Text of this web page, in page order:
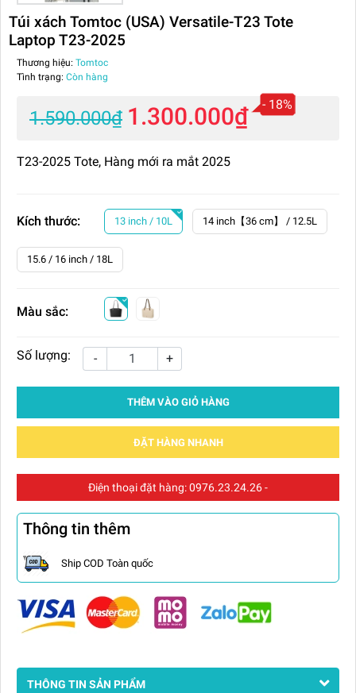
Túi xách Tomtoc (USA) Versatile-T23 Tote
Laptop T23-2025
Thương hiệu: Tomtoc
Tình trạng: Còn hàng
1.590.000₫ 1.300.000₫ - 18%
T23-2025 Tote, Hàng mới ra mắt 2025
Kích thước: 13 inch / 10L 14 inch​【36 cm】 / 12.5L
15.6 / 16 inch​ / 18L
Màu sắc:
Số lượng: - +
THÊM VÀO GIỎ HÀNG
ĐẶT HÀNG NHANH
Điện thoại đặt hàng:0976.23.24.26-
Thông tin thêm
Ship COD Toàn quốc
THÔNG TIN SẢN PHẨM